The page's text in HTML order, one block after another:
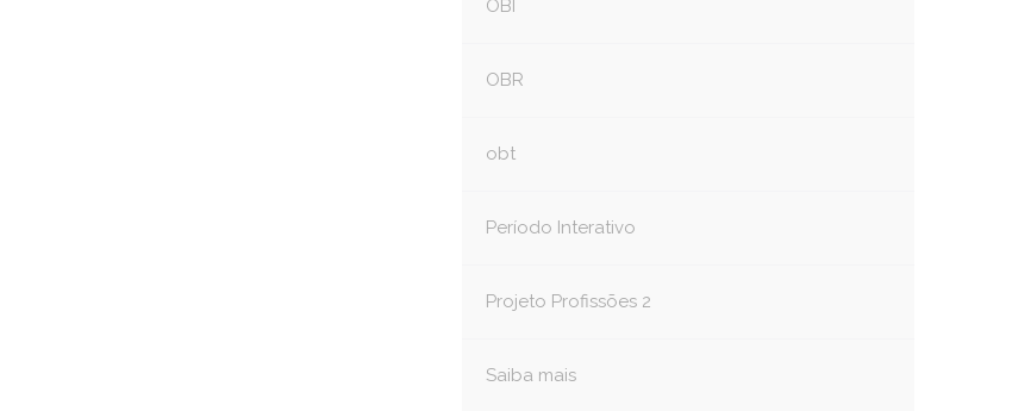
OBI
OBR
obt
Período Interativo
Projeto Profissões 2
Saiba mais